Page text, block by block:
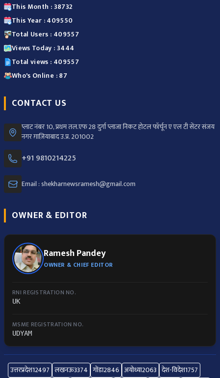
This Month : 38732
This Year : 409550
Total Users : 409557
Views Today : 3444
Total views : 409557
Who's Online : 87
CONTACT US
प्लाट नंबर 10, प्रथम तल.एफ 28 दुर्गा प्लाजा निकट होटल फॉर्चून ए एल टी सेंटर संजय
नगर ग़ाज़ियाबाद उ.प्र. 201002
+91 9810214225
Email : shekharnewsramesh@gmail.com
OWNER & EDITOR
Ramesh Pandey
OWNER & CHIEF EDITOR
RNI REGISTRATION NO.
UK
MSME REGISTRATION NO.
UDYAM
उत्तरप्रदेश12497 लखनऊ3374 गोंडा2846 अयोध्या2063 देश-विदेश1757